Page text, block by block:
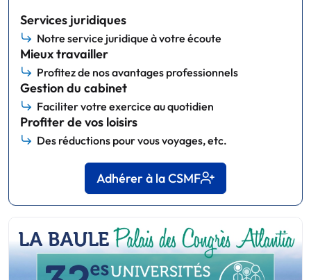
Services juridiques
Notre service juridique à votre écoute
Mieux travailler
Profitez de nos avantages professionnels
Gestion du cabinet
Faciliter votre exercice au quotidien
Profiter de vos loisirs
Des réductions pour vous voyages, etc.
Adhérer à la CSMF